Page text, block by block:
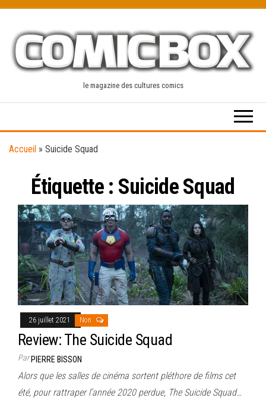
content
le magazine des cultures comics
Accueil » Suicide Squad
Étiquette : Suicide Squad
26 juillet 2021 Non
Review: The Suicide Squad
ParPIERRE BISSON
Alors que les salles de cinéma sortent pléthore de films cet
été, pour rattraper l’année 2020 perdue, The Suicide Squad…